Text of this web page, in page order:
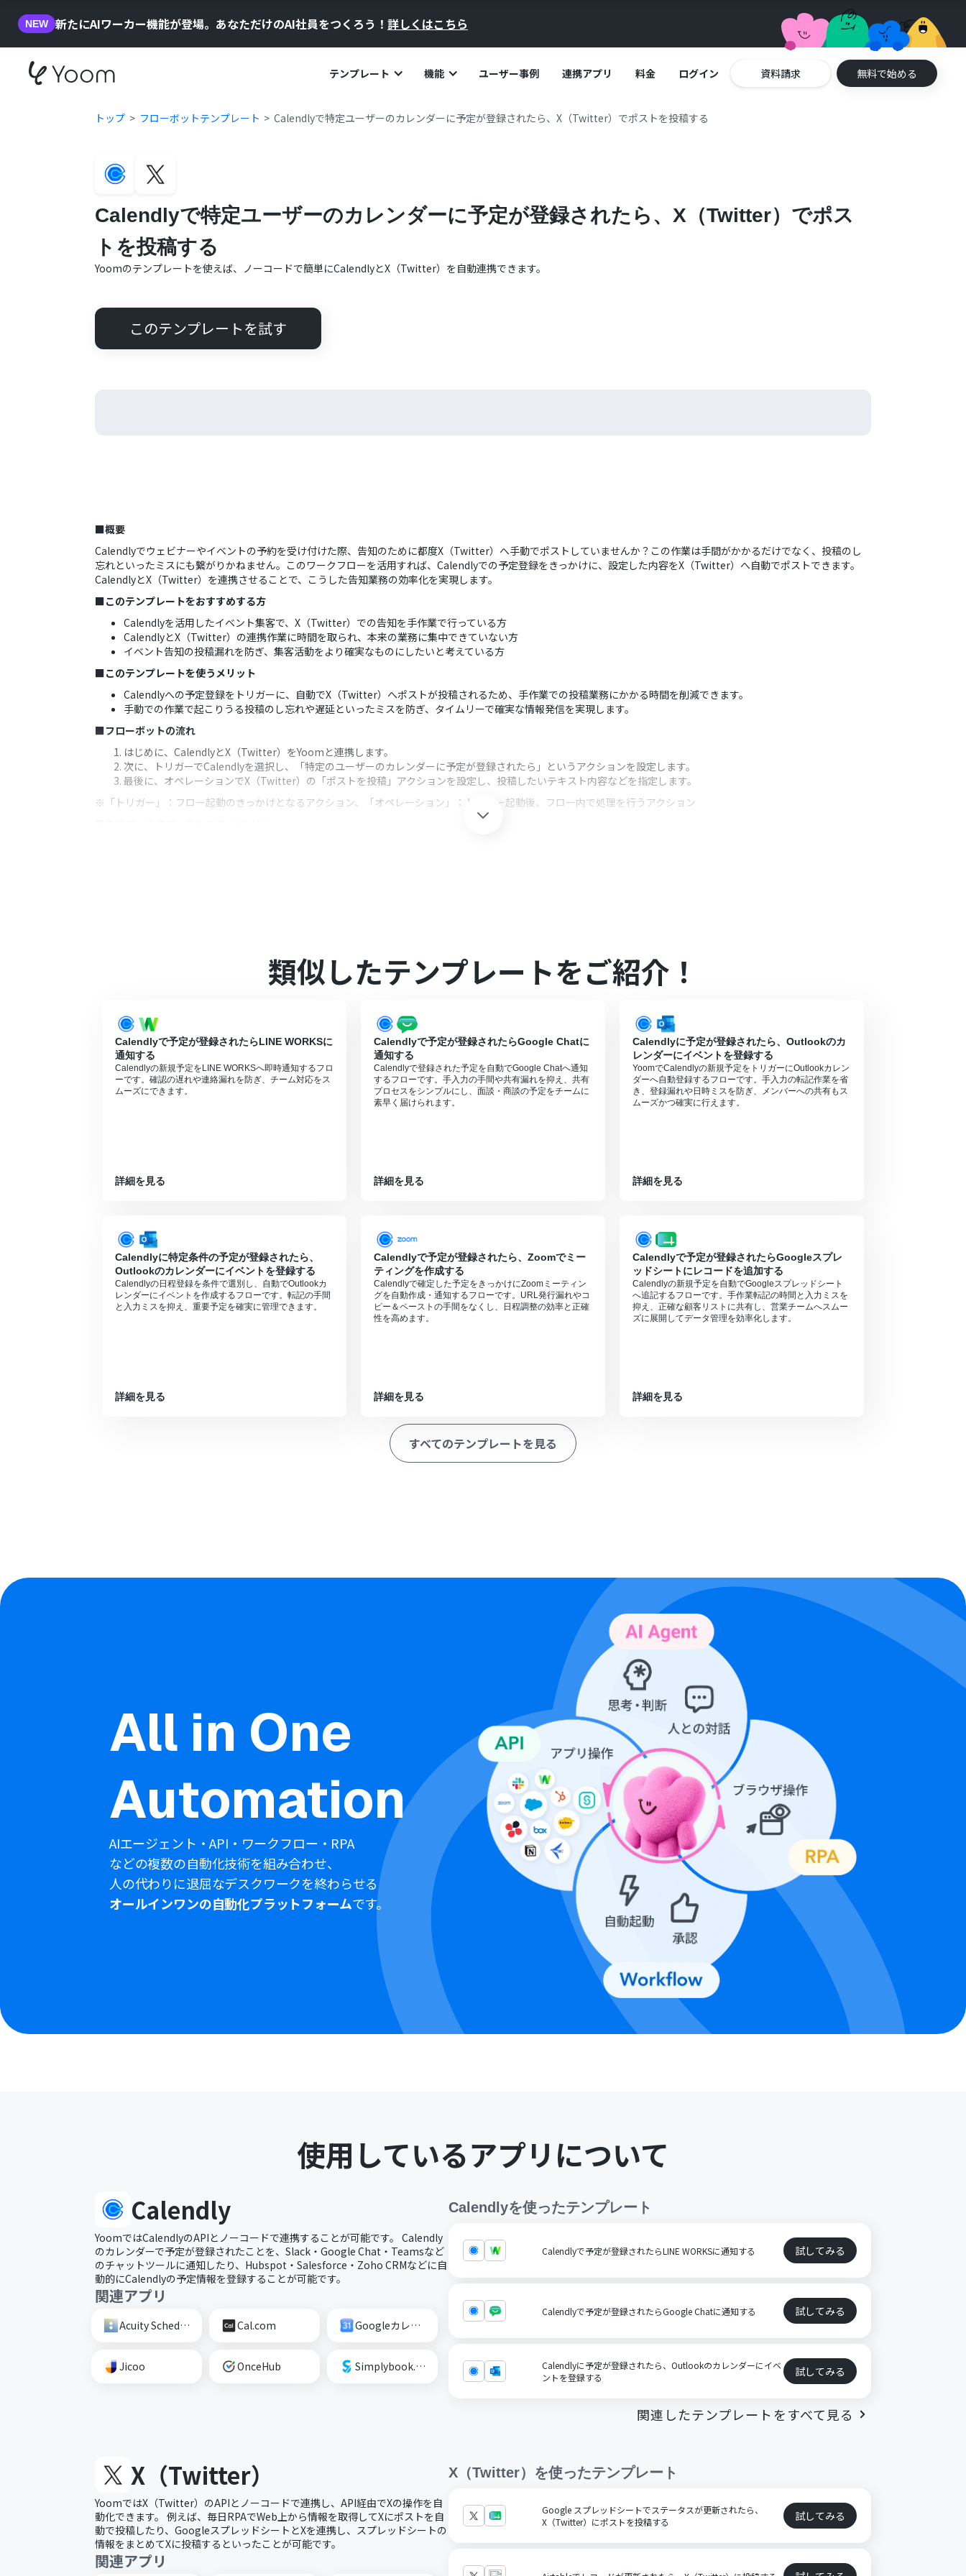
NEW 新たにAIワーカー機能が登場。あなただけのAI社員をつくろう！ 詳しくはこちら
テンプレート 機能 ユーザー事例 連携アプリ 料金 ログイン 資料請求 無料で始める
トップ フローボットテンプレート Calendlyで特定ユーザーのカレンダーに予定が登録されたら、X（Twitter）でポストを投稿する
Calendlyで特定ユーザーのカレンダーに予定が登録されたら、X（Twitter）でポス
トを投稿する
Yoomのテンプレートを使えば、ノーコードで簡単にCalendlyとX（Twitter） を自動連携できます。
このテンプレートを試す
■概要
Calendlyでウェビナーやイベントの予約を受け付けた際、告知のために都度X（Twitter）へ手動でポストしていませんか？この作業は手間がかかるだけでなく、投稿のし
忘れといったミスにも繋がりかねません。このワークフローを活用すれば、Calendlyでの予定登録をきっかけに、設定した内容をX（Twitter）へ自動でポストできます。
CalendlyとX（Twitter）を連携させることで、こうした告知業務の効率化を実現します。
■このテンプレートをおすすめする方
Calendlyを活用したイベント集客で、X（Twitter）での告知を手作業で行っている方
CalendlyとX（Twitter）の連携作業に時間を取られ、本来の業務に集中できていない方
イベント告知の投稿漏れを防ぎ、集客活動をより確実なものにしたいと考えている方
■このテンプレートを使うメリット
Calendlyへの予定登録をトリガーに、自動でX（Twitter）へポストが投稿されるため、手作業での投稿業務にかかる時間を削減できます。
手動での作業で起こりうる投稿のし忘れや遅延といったミスを防ぎ、タイムリーで確実な情報発信を実現します。
■フローボットの流れ
はじめに、CalendlyとX（Twitter）をYoomと連携します。
次に、トリガーでCalendlyを選択し、「特定のユーザーのカレンダーに予定が登録されたら」というアクションを設定します。
最後に、オペレーションでX（Twitter）の「ポストを投稿」アクションを設定し、投稿したいテキスト内容などを指定します。
※「トリガー」：フロー起動のきっかけとなるアクション、「オペレーション」：トリガー起動後、フロー内で処理を行うアクション
類似したテンプレートをご紹介！
Calendlyで予定が登録されたらLINE WORKSに
通知する
Calendlyの新規予定をLINE WORKSへ即時通知するフロ
ーです。確認の遅れや連絡漏れを防ぎ、チーム対応をス
ムーズにできます。
詳細を見る
Calendlyで予定が登録されたらGoogle Chatに
通知する
Calendlyで登録された予定を自動でGoogle Chatへ通知
するフローです。手入力の手間や共有漏れを抑え、共有
プロセスをシンプルにし、面談・商談の予定をチームに
素早く届けられます。
詳細を見る
Calendlyに予定が登録されたら、Outlookのカ
レンダーにイベントを登録する
YoomでCalendlyの新規予定をトリガーにOutlookカレン
ダーへ自動登録するフローです。手入力の転記作業を省
き、登録漏れや日時ミスを防ぎ、メンバーへの共有もス
ムーズかつ確実に行えます。
詳細を見る
Calendlyに特定条件の予定が登録されたら、
Outlookのカレンダーにイベントを登録する
Calendlyの日程登録を条件で選別し、自動でOutlookカ
レンダーにイベントを作成するフローです。転記の手間
と入力ミスを抑え、重要予定を確実に管理できます。
詳細を見る
Calendlyで予定が登録されたら、Zoomでミー
ティングを作成する
Calendlyで確定した予定をきっかけにZoomミーティン
グを自動作成・通知するフローです。URL発行漏れやコ
ピー＆ペーストの手間をなくし、日程調整の効率と正確
性を高めます。
詳細を見る
Calendlyで予定が登録されたらGoogleスプレ
ッドシートにレコードを追加する
Calendlyの新規予定を自動でGoogleスプレッドシート
へ追記するフローです。手作業転記の時間と入力ミスを
抑え、正確な顧客リストに共有し、営業チームへスムー
ズに展開してデータ管理を効率化します。
詳細を見る
すべてのテンプレートを見る
All in One
Automation
AIエージェント・API・ワークフロー・RPA
などの複数の自動化技術を組み合わせ、
人の代わりに退屈なデスクワークを終わらせる
オールインワンの自動化プラットフォームです。
使用しているアプリについて
Calendly
YoomではCalendlyのAPIとノーコードで連携することが可能です。 Calendly
のカレンダーで予定が登録されたことを、Slack・Google Chat・Teamsなど
のチャットツールに通知したり、Hubspot・Salesforce・Zoho CRMなどに自
動的にCalendlyの予定情報を登録することが可能です。
関連アプリ
Acuity Scheduling Cal.com Googleカレンダー
Jicoo OnceHub Simplybook.me
Calendlyを使ったテンプレート
Calendlyで予定が登録されたらLINE WORKSに通知する 試してみる
Calendlyで予定が登録されたらGoogle Chatに通知する 試してみる
Calendlyに予定が登録されたら、Outlookのカレンダーにイベ
ントを登録する
試してみる
関連したテンプレートをすべて見る
X（Twitter）
YoomではX（Twitter）のAPIとノーコードで連携し、API経由でXの操作を自
動化できます。 例えば、毎日RPAでWeb上から情報を取得してXにポストを自
動で投稿したり、GoogleスプレッドシートとXを連携し、スプレッドシートの
情報をまとめてXに投稿するといったことが可能です。
関連アプリ
X（Twitter） を使ったテンプレート
Google スプレッドシートでステータスが更新されたら、
X（Twitter）にポストを投稿する
試してみる